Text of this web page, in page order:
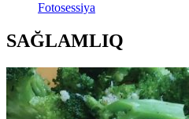
Fotosessiya
SAĞLAMLIQ